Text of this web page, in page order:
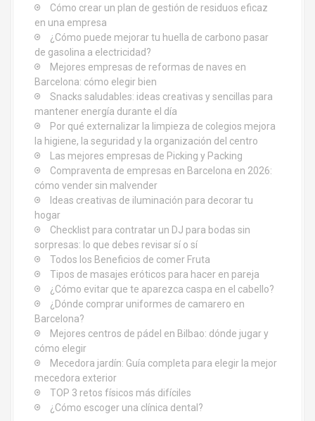
Cómo crear un plan de gestión de residuos eficaz
en una empresa
¿Cómo puede mejorar tu huella de carbono pasar
de gasolina a electricidad?
Mejores empresas de reformas de naves en
Barcelona: cómo elegir bien
Snacks saludables: ideas creativas y sencillas para
mantener energía durante el día
Por qué externalizar la limpieza de colegios mejora
la higiene, la seguridad y la organización del centro
Las mejores empresas de Picking y Packing
Compraventa de empresas en Barcelona en 2026:
cómo vender sin malvender
Ideas creativas de iluminación para decorar tu
hogar
Checklist para contratar un DJ para bodas sin
sorpresas: lo que debes revisar sí o sí
Todos los Beneficios de comer Fruta
Tipos de masajes eróticos para hacer en pareja
¿Cómo evitar que te aparezca caspa en el cabello?
¿Dónde comprar uniformes de camarero en
Barcelona?
Mejores centros de pádel en Bilbao: dónde jugar y
cómo elegir
Mecedora jardín: Guía completa para elegir la mejor
mecedora exterior
TOP 3 retos físicos más difíciles
¿Cómo escoger una clínica dental?